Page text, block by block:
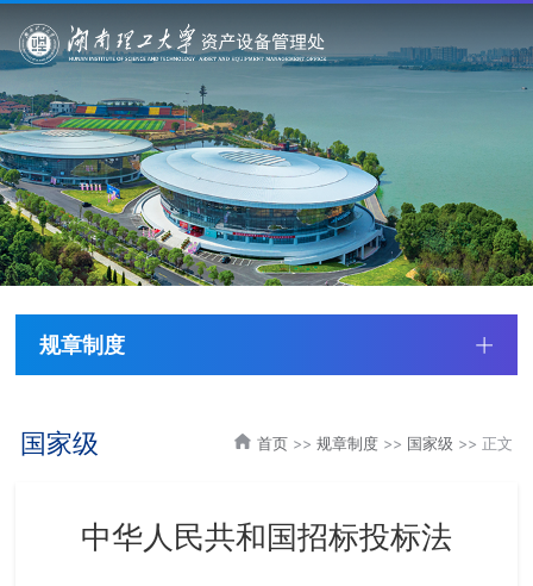
规章制度
国家级 首页>> 规章制度>> 国家级 >> 正文
中华人民共和国招标投标法